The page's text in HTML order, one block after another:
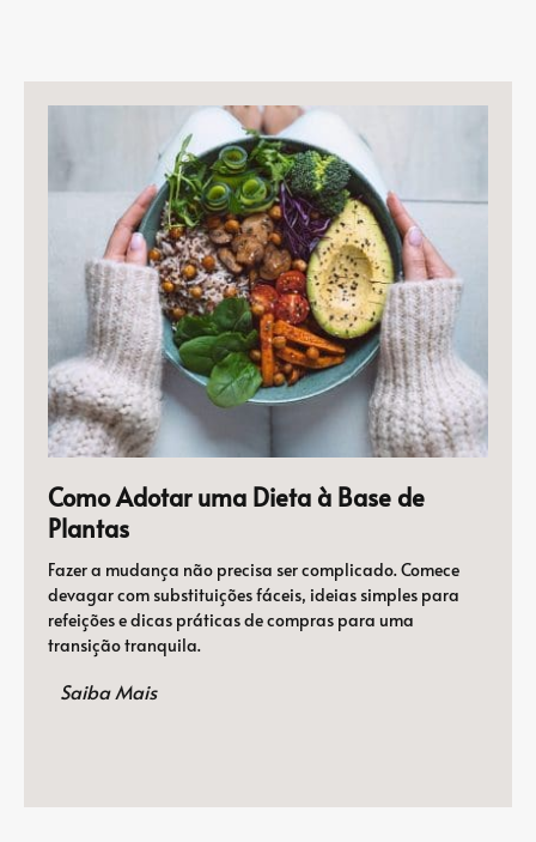
Como Adotar uma Dieta à Base de
Plantas
Fazer a mudança não precisa ser complicado. Comece
devagar com substituições fáceis, ideias simples para
refeições e dicas práticas de compras para uma
transição tranquila.
Saiba Mais